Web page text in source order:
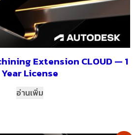
Extension CLOUD — 1
Year License
อ่านเพิ่ม